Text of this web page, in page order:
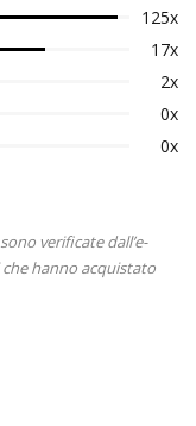
125x
17x
2x
0x
0x
verificate dall’e-
hanno acquistato